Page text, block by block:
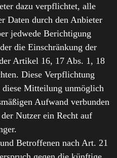
dazu verpflichtet, alle
Daten durch den Anbieter
jedwede Berichtigung
die Einschränkung der
Artikel 16, 17 Abs. 1, 18
Diese Verpflichtung
Mitteilung unmöglich
Aufwand verbunden
Nutzer ein Recht auf
Betroffenen nach Art. 21